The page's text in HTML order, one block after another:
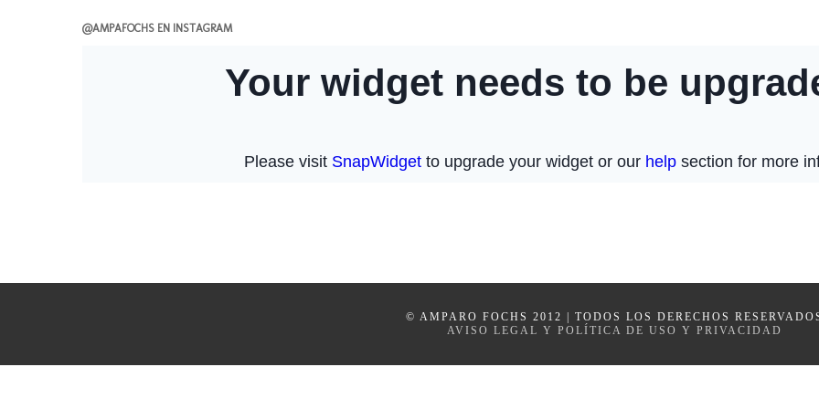
@AMPAFOCHS EN INSTAGRAM
© AMPARO FOCHS 2012 | TODOS LOS DERECHOS
AVISO LEGAL Y POLÍTICA DE USO Y PRIVACIDAD